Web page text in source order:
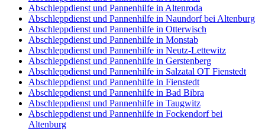
Abschleppdienst und Pannenhilfe in Altenroda
Abschleppdienst und Pannenhilfe in Naundorf bei Altenburg
Abschleppdienst und Pannenhilfe in Otterwisch
Abschleppdienst und Pannenhilfe in Monstab
Abschleppdienst und Pannenhilfe in Neutz-Lettewitz
Abschleppdienst und Pannenhilfe in Gerstenberg
Abschleppdienst und Pannenhilfe in Salzatal OT Fienstedt
Abschleppdienst und Pannenhilfe in Fienstedt
Abschleppdienst und Pannenhilfe in Bad Bibra
Abschleppdienst und Pannenhilfe in Taugwitz
Abschleppdienst und Pannenhilfe in Fockendorf bei
Altenburg